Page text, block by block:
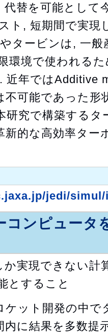
代替を可能として
ト, 短期間で実
タービンは, 一般
環境で使われる
近年ではAdditive
不可能であった形
研究で構築するタ
新的な高効率ター
jedi/
コンピュータ
か実現できない計
とすること
ケット開発の中
内に結果を多数提